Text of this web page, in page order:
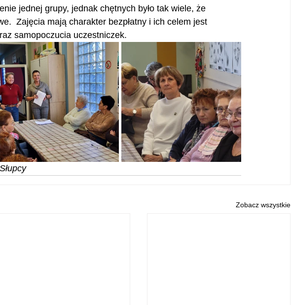
jednej grupy, jednak chętnych było tak wiele, że
Zajęcia mają charakter bezpłatny i ich celem jest
samopoczucia uczestniczek.
Zobacz wszystkie